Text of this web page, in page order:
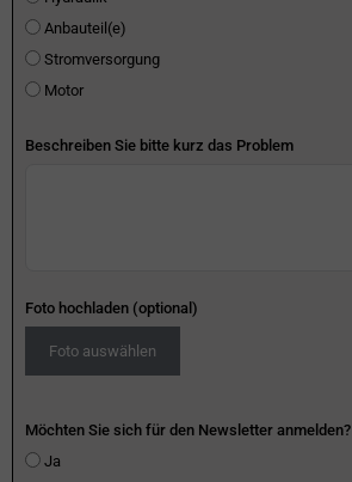
Anbauteil(e)
Stromversorgung
Motor
Beschreiben Sie bitte kurz das Problem
Foto hochladen (optional)
Foto auswählen
Möchten Sie sich für den Newsletter anmelden?
Ja